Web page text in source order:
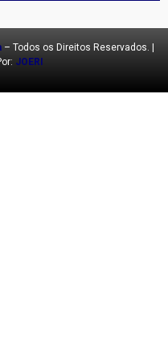
– Todos os Direitos Reservados. |
JOERI